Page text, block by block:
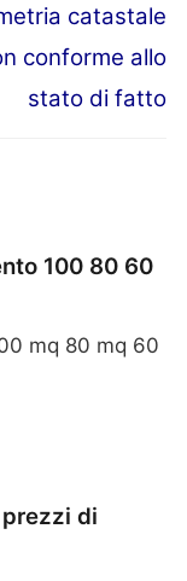
catastale
conforme allo
stato di fatto
100 80 60
mq 80 mq 60
di